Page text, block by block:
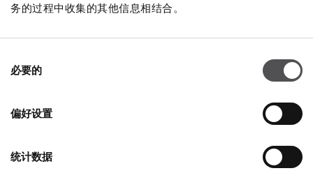
务的过程中收集的其他信息相结合。
必要的
偏好设置
统计数据
10:00 - 21:00
更多信息